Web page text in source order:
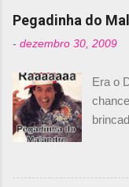
s
Pegadinha do
- dezembro 30, 2009
Era o
de